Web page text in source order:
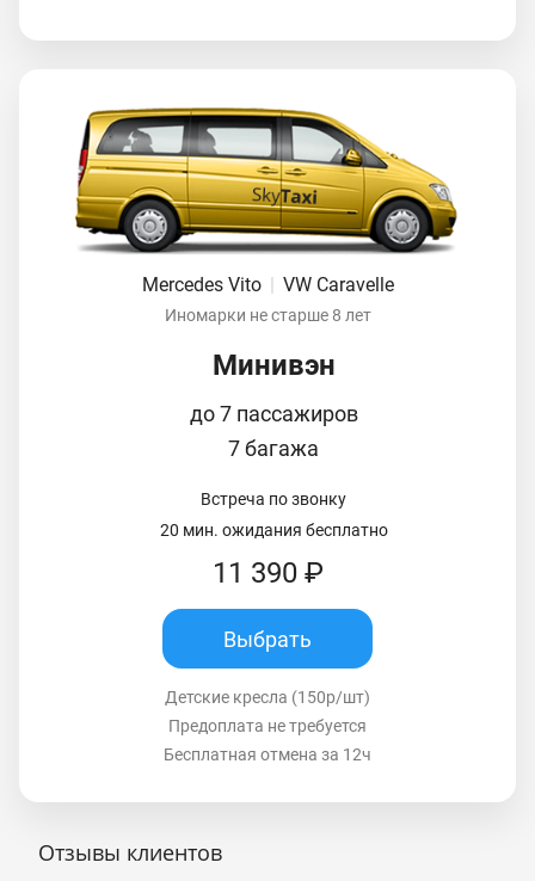
Mercedes Vito VW Caravelle
Иномарки не старше 8 лет
Минивэн
до 7 пассажиров
7 багажа
Встреча по звонку
20 мин. ожидания бесплатно
11 390 ₽
Выбрать
Детские кресла (150р/шт)
Предоплата не требуется
Бесплатная отмена за 12ч
Отзывы клиентов